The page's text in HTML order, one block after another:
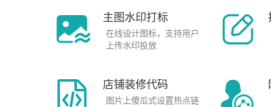
主图水印打标
在线设计图标，支持用户
上传水印投放
店铺装修代码
图片上傻瓜式设置热点链